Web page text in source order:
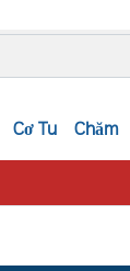
Cơ Tu Chăm